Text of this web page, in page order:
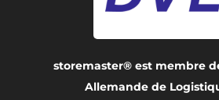
storemaster® est membre
Allemande de